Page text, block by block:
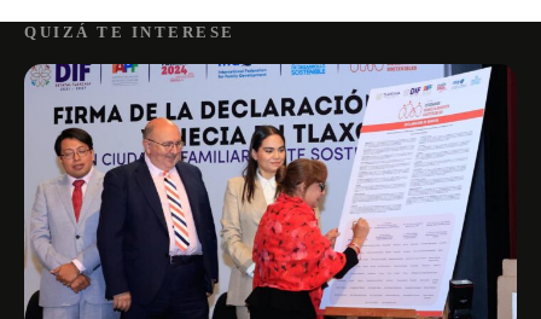
QUIZÁ TE INTERESE